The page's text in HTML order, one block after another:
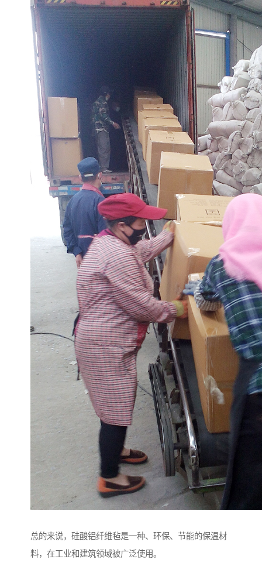
总的来说，硅酸铝纤维毡是一种、环保、节能的保温材
料，在工业和建筑领域被广泛使用。